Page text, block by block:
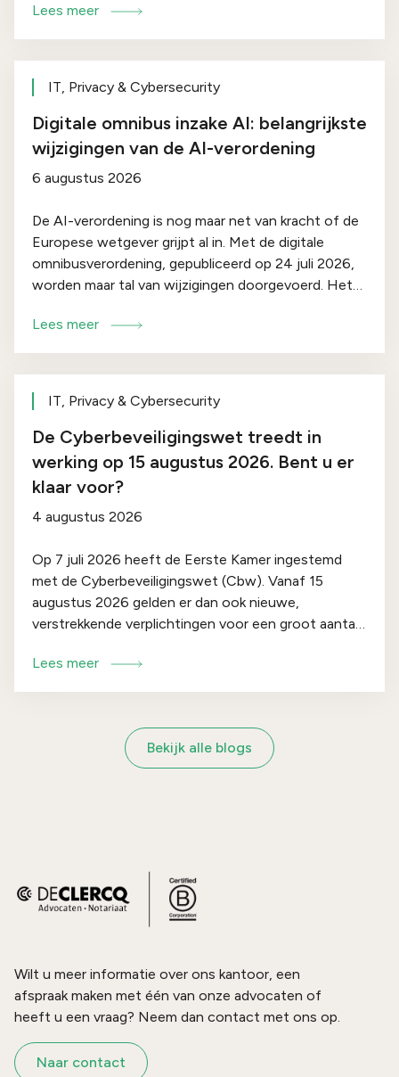
uit waar je onder meer op moet letten.
Lees meer
IT, Privacy & Cybersecurity
Digitale omnibus inzake AI: belangrijkste
wijzigingen van de AI-verordening
6 augustus 2026
De AI-verordening is nog maar net van kracht of de
Europese wetgever grijpt al in. Met de digitale
omnibusverordening, gepubliceerd op 24 juli 2026,
worden maar tal van wijzigingen doorgevoerd. Het
toekomstbestendiger maken, zonder dat innovatie
Lees meer
IT, Privacy & Cybersecurity
De Cyberbeveiligingswet treedt in
werking op 15 augustus 2026. Bent u er
klaar voor?
4 augustus 2026
Op 7 juli 2026 heeft de Eerste Kamer ingestemd
met de Cyberbeveiligingswet (Cbw). Vanaf 15
augustus 2026 gelden er dan ook nieuwe,
verstrekkende verplichtingen voor een groot aantal
Europese NIS2-richtlijn en vervangt de huidige Wet
riskeren forse boetes en zelfs persoonlijke
aansprakelijkheid voor bestuurders. Hieronder leest
u wat de Cbw inhoudt, voor wie de wet geldt en
Lees meer
Bekijk alle blogs
Wilt u meer informatie over ons kantoor, een
afspraak maken met één van onze advocaten of
heeft u een vraag? Neem dan contact met ons op.
Naar contact